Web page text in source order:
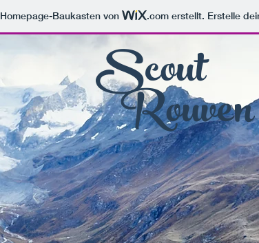
Baukasten von .com erstellt. Erstelle
Rouven
Scout